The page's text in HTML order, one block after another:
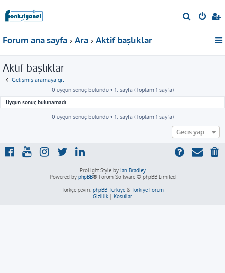
r
Forum ana sayfa Ara Aktif başlıklar
Aktif başlıklar
Gelişmiş aramaya git
0 uygun sonuç bulundu • 1 . sayfa (Toplam 1 sayfa)
Uygun sonuç bulunamadı.
0 uygun sonuç bulundu • 1 . sayfa (Toplam 1 sayfa)
Geçiş yap
ProLight Style by Ian Bradley
Powered by phpBB® Forum Software © phpBB Limited
Türkçe çeviri: phpBB Türkiye& Türkiye Forum
Gizlilik | Koşullar